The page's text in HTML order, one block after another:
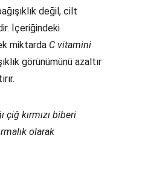
değil, cilt
İçeriğindeki
miktarda C vitamini
görünümünü azaltır
çiğ kırmızı biberi
olarak